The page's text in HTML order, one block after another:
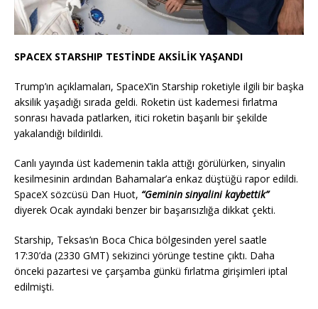
SPACEX STARSHIP TESTİNDE AKSİLİK YAŞANDI
Trump’ın açıklamaları, SpaceX’in Starship roketiyle ilgili bir başka
aksilik yaşadığı sırada geldi. Roketin üst kademesi fırlatma
sonrası havada patlarken, itici roketin başarılı bir şekilde
yakalandığı bildirildi.
Canlı yayında üst kademenin takla attığı görülürken, sinyalin
kesilmesinin ardından Bahamalar’a enkaz düştüğü rapor edildi.
SpaceX sözcüsü Dan Huot, “Geminin sinyalini kaybettik”
diyerek Ocak ayındaki benzer bir başarısızlığa dikkat çekti.
Starship, Teksas’ın Boca Chica bölgesinden yerel saatle
17:30’da (2330 GMT) sekizinci yörünge testine çıktı. Daha
önceki pazartesi ve çarşamba günkü fırlatma girişimleri iptal
edilmişti.